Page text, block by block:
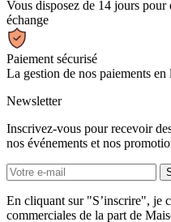
Vous disposez de 14 jours
échange
Paiement sécurisé
La gestion de nos paiements
Newsletter
Inscrivez-vous pour recevoir
nos événements et nos
En cliquant sur "S’inscrire", je
commerciales de la part de